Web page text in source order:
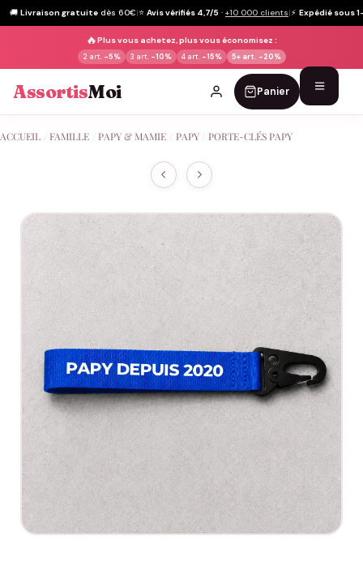
🚚 Livraison gratuite dès 60€|⭐ Avis vérifiés 4,7/5 · +10 000 clients|⚡ Expédié sous
🔥Plus vous achetez, plus vous économisez :
2 art. -5% 3 art. -10% 4 art. -15% 5+ art. -20%
AssortisMoi Panier
au
ACCUEIL FAMILLE PAPY & MAMIE PAPY PORTE-CLÉS PAPY